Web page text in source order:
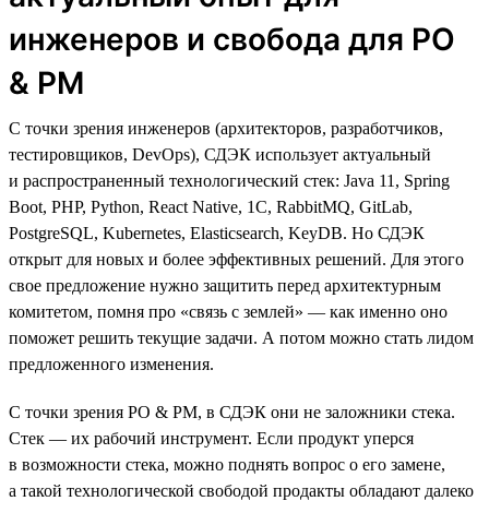
инженеров и свобода для PO
& PM
С точки зрения инженеров (архитекторов, разработчиков,
тестировщиков, DevOps), СДЭК использует актуальный
и распространенный технологический стек: Java 11, Spring
Boot, PHP, Python, React Native, 1C, RabbitMQ, GitLab,
PostgreSQL, Kubernetes, Elasticsearch, KeyDB. Но СДЭК
открыт для новых и более эффективных решений. Для этого
свое предложение нужно защитить перед архитектурным
комитетом, помня про «связь с землей» — как именно оно
поможет решить текущие задачи. А потом можно стать лидом
предложенного изменения.
С точки зрения PO & PM, в СДЭК они не заложники стека.
Стек — их рабочий инструмент. Если продукт уперся
в возможности стека, можно поднять вопрос о его замене,
а такой технологической свободой продакты обладают далеко